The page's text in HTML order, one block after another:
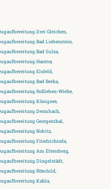
Drei Gleichen,
Bad Liebenstein,
Bad Sulza,
Harztor,
Eisfeld,
Bad Berka,
Roßleben-Wiehe,
Königsee,
Dermbach,
Georgenthal,
Nobitz,
Friedrichroda,
Am Ettersberg,
Dingelstädt,
Römhild,
Kahla,